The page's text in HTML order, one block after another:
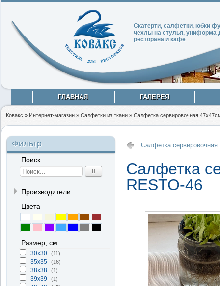
Скатерти, салфетки, юбки
чехлы на стулья, униформа
ресторана и кафе
ГЛАВНАЯ ГАЛЕРЕЯ
Ковакс » Интернет-магазин » Салфетки из ткани » Салфетка сервировочная
Фильтр
Поиск
Производители
Цвета
Размер, см
30x30 (11)
35x35 (16)
38х38 (1)
39х39 (1)
Салфетка сервировочная
Салфетка
RESTO-46